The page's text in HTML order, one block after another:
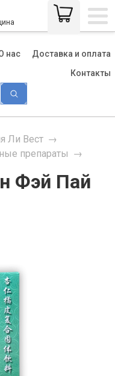
нас
Доставка и оплата
Контакты
Ли Вест →
препараты →
Фэй Пай